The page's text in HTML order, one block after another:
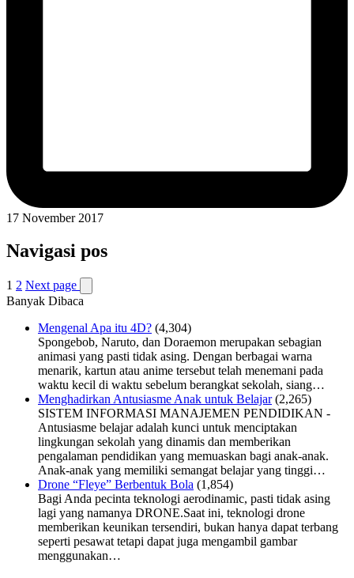
17 November 2017
Navigasi pos
1 2 Next page
Banyak Dibaca
Mengenal Apa itu 4D? (4,304)
Spongebob, Naruto, dan Doraemon merupakan sebagian
animasi yang pasti tidak asing. Dengan berbagai warna
menarik, kartun atau anime tersebut telah menemani pada
waktu kecil di waktu sebelum berangkat sekolah, siang…
Menghadirkan Antusiasme Anak untuk Belajar (2,265)
SISTEM INFORMASI MANAJEMEN PENDIDIKAN -
Antusiasme belajar adalah kunci untuk menciptakan
lingkungan sekolah yang dinamis dan memberikan
pengalaman pendidikan yang memuaskan bagi anak-anak.
Anak-anak yang memiliki semangat belajar yang tinggi…
Drone “Fleye” Berbentuk Bola (1,854)
Bagi Anda pecinta teknologi aerodinamic, pasti tidak asing
lagi yang namanya DRONE.Saat ini, teknologi drone
memberikan keunikan tersendiri, bukan hanya dapat terbang
seperti pesawat tetapi dapat juga mengambil gambar
menggunakan…